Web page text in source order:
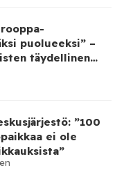
puolueeksi” –
täydellinen
”100
ei ole